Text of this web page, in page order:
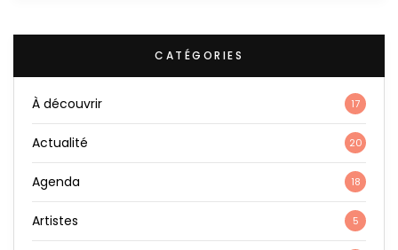
CATÉGORIES
À découvrir 17
Actualité 20
Agenda 18
Artistes 5